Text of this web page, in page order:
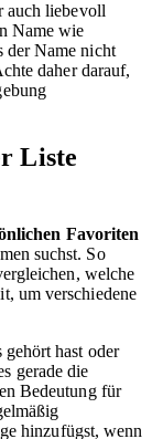
auch liebevoll
Name wie
der Name nicht
daher darauf,
Liste
Favoriten
suchst. So
welche
um verschiedene
hast oder
gerade die
Bedeutung für
hinzufügst, wenn